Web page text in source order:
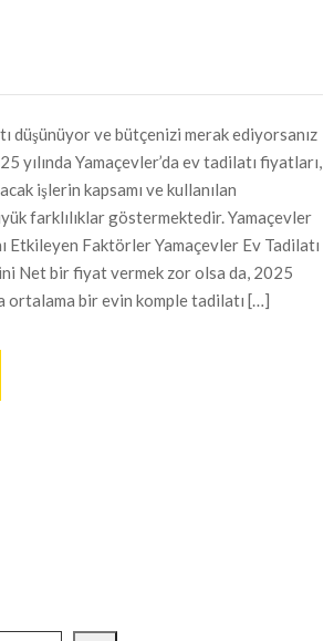
düşünüyor ve bütçenizi merak ediyorsanız
yılında Yamaçevler’da ev tadilatı fiyatları,
işlerin kapsamı ve kullanılan
farklılıklar göstermektedir. Yamaçevler
Etkileyen Faktörler Yamaçevler Ev Tadilatı
Net bir fiyat vermek zor olsa da, 2025
ortalama bir evin komple tadilatı […]